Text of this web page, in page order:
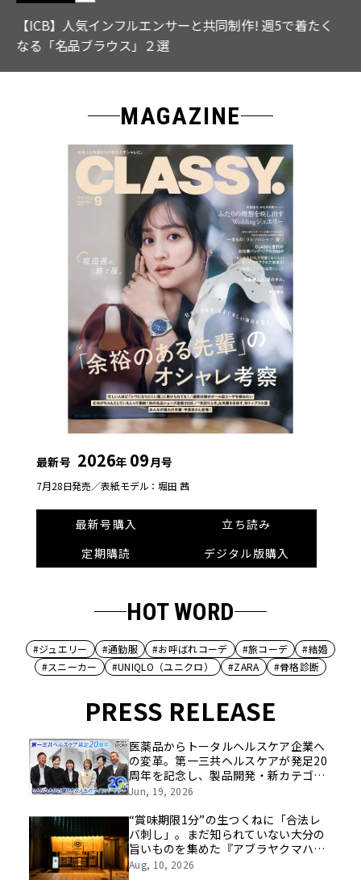
【ICB】人気インフルエンサーと共同制作! 週5で着たく
なる「名品ブラウス」２選
MAGAZINE
最新号 2026年 09月号
7月28日発売／表紙モデル：堀田 茜
最新号購入
立ち読み
定期購読
デジタル版購入
HOT WORD
#ジュエリー #通勤服 #お呼ばれコーデ #旅コーデ
#結婚
#スニーカー
#UNIQLO（ユニクロ） #ZARA #骨格診断
PRESS RELEASE
医薬品からトータルヘルスケア企業へ
の変革。第一三共ヘルスケアが発足20
周年を記念し、製品開発・新カテゴリ
挑戦の舞台や旧社統合時のエピソード
像を公開！
Jun, 19, 2026
“賞味期限1分”の生つくねに「合法レ
バ刺し」。まだ知られていない大分の
旨いものを集めた『アブラヤクマハ
チ』が中野に誕生
Aug, 10, 2026